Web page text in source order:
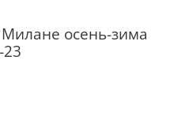
осень-зима
23